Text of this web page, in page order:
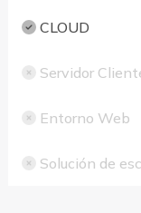
CLOUD
Servidor
Entorno Web
Solución de